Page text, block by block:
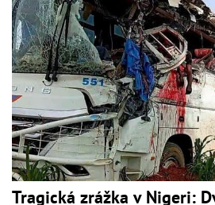
Tragická zrážka v Nigeri: